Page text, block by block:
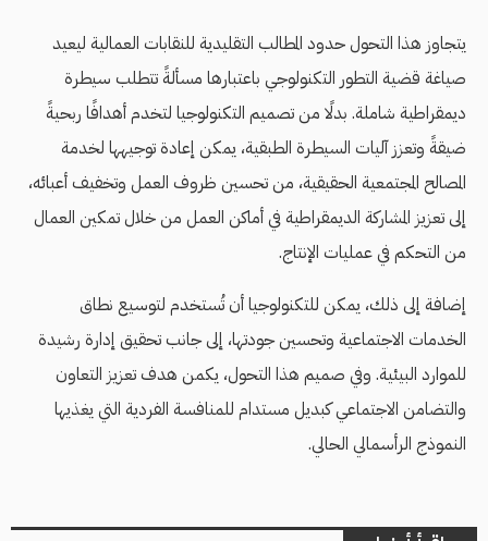
يتجاوز هذا التحول حدود المطالب التقليدية للنقابات العمالية ليعيد
صياغة قضية التطور التكنولوجي باعتبارها مسألةً تتطلب سيطرة
ديمقراطية شاملة. بدلًا من تصميم التكنولوجيا لتخدم أهدافًا ربحيةً
ضيقةً وتعزز آليات السيطرة الطبقية، يمكن إعادة توجيهها لخدمة
المصالح المجتمعية الحقيقية، من تحسين ظروف العمل وتخفيف أعبائه،
إلى تعزيز المشاركة الديمقراطية في أماكن العمل من خلال تمكين العمال
من التحكم في عمليات الإنتاج.
إضافة إلى ذلك، يمكن للتكنولوجيا أن تُستخدم لتوسيع نطاق
الخدمات الاجتماعية وتحسين جودتها، إلى جانب تحقيق إدارة رشيدة
للموارد البيئية. وفي صميم هذا التحول، يكمن هدف تعزيز التعاون
والتضامن الاجتماعي كبديل مستدام للمنافسة الفردية التي يغذيها
النموذج الرأسمالي الحالي.